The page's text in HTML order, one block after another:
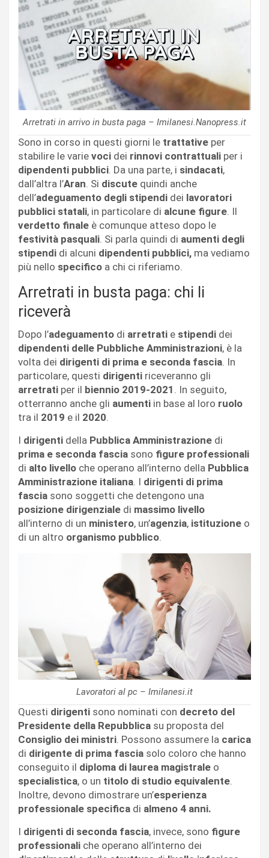
Arretrati in arrivo in busta paga – Imilanesi.Nanopress.it
Sono in corso in questi giorni le trattative per
stabilire le varie voci dei rinnovi contrattuali per i
dipendenti pubblici. Da una parte, i sindacati,
dall’altra l’Aran. Si discute quindi anche
dell’adeguamento degli stipendi dei lavoratori
pubblici statali, in particolare di alcune figure. Il
verdetto finale è comunque atteso dopo le
festività pasquali. Si parla quindi di aumenti degli
stipendi di alcuni dipendenti pubblici, ma vediamo
più nello specifico a chi ci riferiamo.
Arretrati in busta paga: chi li
riceverà
Dopo l’adeguamento di arretrati e stipendi dei
dipendenti delle Pubbliche Amministrazioni, è la
volta dei dirigenti di prima e seconda fascia. In
particolare, questi dirigenti riceveranno gli
arretrati per il biennio 2019-2021 . In seguito,
otterranno anche gli aumenti in base al loro ruolo
tra il 2019 e il 2020.
I dirigenti della Pubblica Amministrazione di
prima e seconda fascia sono figure professionali
di alto livello che operano all’interno della Pubblica
Amministrazione italiana. I dirigenti di prima
fascia sono soggetti che detengono una
posizione dirigenziale di massimo livello
all’interno di un ministero, un’agenzia, istituzione o
di un altro organismo pubblico.
Lavoratori al pc – Imilanesi.it
Questi dirigenti sono nominati con decreto del
Presidente della Repubblica su proposta del
Consiglio dei ministri. Possono assumere la carica
di dirigente di prima fascia solo coloro che hanno
conseguito il diploma di laurea magistrale o
specialistica, o un titolo di studio equivalente.
Inoltre, devono dimostrare un’esperienza
professionale specifica di almeno 4 anni.
I dirigenti di seconda fascia, invece, sono figure
professionali che operano all’interno dei